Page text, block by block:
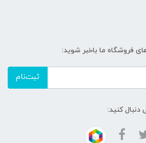
فروشگاه ما باخبر شوید:
ثبت‌نام
دنبال کنید: